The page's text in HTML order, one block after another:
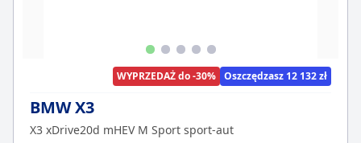
WYPRZEDAŻ do -30% Oszczędzasz 12 132 zł
BMW X3
X3 xDrive20d mHEV M Sport sport-aut